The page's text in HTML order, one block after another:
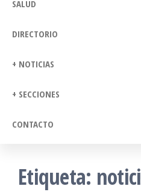
SALUD
DIRECTORIO
+ NOTICIAS
+ SECCIONES
CONTACTO
Etiqueta: